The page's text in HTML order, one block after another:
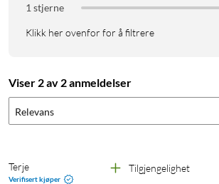
1 stjerne
Klikk her ovenfor for å filtrere
Viser 2 av 2 anmeldelser
Relevans
Terje
Verifisert kjøper
Tilgjengelighet